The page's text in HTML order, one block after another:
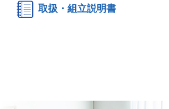
取扱・組立説明書